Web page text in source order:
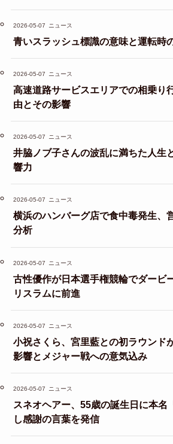
2026-05-07 ニュース
青いスラッシュ標識の意味と運転時
2026-05-07 ニュース
高速道路サービスエリアでの相乗り
由とその影響
2026-05-07 ニュース
井脇ノブ子さんの波乱に満ちた人生
響力
2026-05-07 ニュース
横浜のハンバーグ店で食中毒発生、
分析
2026-05-07 ニュース
古性優作が日本選手権競輪でダービ
リスラムに前進
2026-05-07 ニュース
小祝さくら、宮里藍との初ラウンド
影響とメジャー戦への意気込み
2026-05-07 ニュース
スネオヘアー、55歳の誕生日に本名
し感謝の言葉を発信